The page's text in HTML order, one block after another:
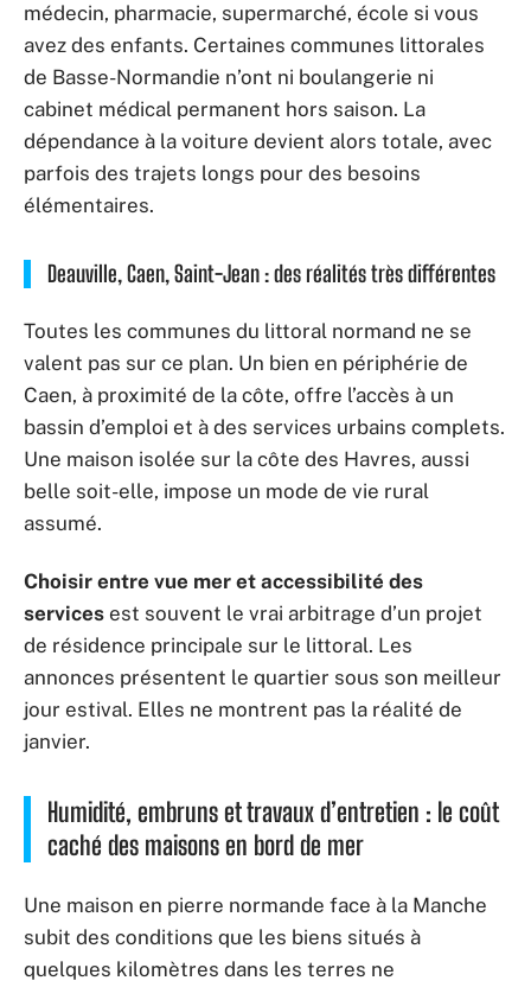
médecin, pharmacie, supermarché, école si vous
avez des enfants. Certaines communes littorales
de Basse-Normandie n’ont ni boulangerie ni
cabinet médical permanent hors saison. La
dépendance à la voiture devient alors totale, avec
parfois des trajets longs pour des besoins
élémentaires.
Deauville, Caen, Saint-Jean : des réalités très différentes
Toutes les communes du littoral normand ne se
valent pas sur ce plan. Un bien en périphérie de
Caen, à proximité de la côte, offre l’accès à un
bassin d’emploi et à des services urbains complets.
Une maison isolée sur la côte des Havres, aussi
belle soit-elle, impose un mode de vie rural
assumé.
Choisir entre vue mer et accessibilité des
services est souvent le vrai arbitrage d’un projet
de résidence principale sur le littoral. Les
annonces présentent le quartier sous son meilleur
jour estival. Elles ne montrent pas la réalité de
janvier.
Humidité, embruns et travaux d’entretien : le coût
caché des maisons en bord de mer
Une maison en pierre normande face à la Manche
subit des conditions que les biens situés à
quelques kilomètres dans les terres ne